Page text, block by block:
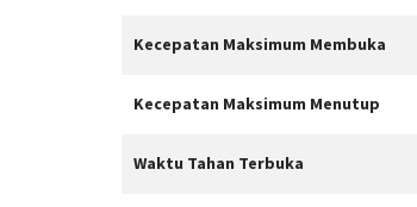
Kecepatan Maksimum Membuka
Kecepatan Maksimum Menutup
Waktu Tahan Terbuka